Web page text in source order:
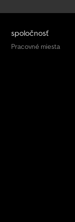
spoločnosť
Pracovné miesta